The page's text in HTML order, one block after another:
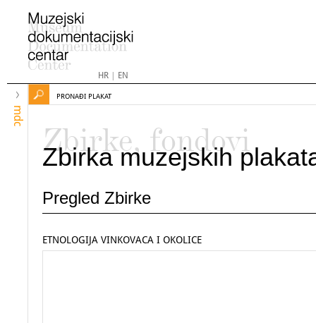
HR| EN
mdc
PRONAĐI PLAKAT
Zbirke, fondovi
Zbirka muzejskih
Pregled Zbirke
ETNOLOGIJA VINKOVACA I OKOLICE